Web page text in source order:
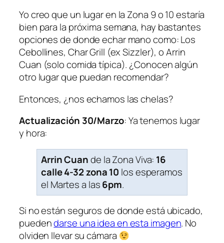
Yo creo que un lugar en la Zona 9 o 10 estaría
bien para la próxima semana, hay bastantes
opciones de donde echar mano como: Los
Cebollines, Char Grill (ex Sizzler), o Arrin
Cuan (solo comida típica). ¿Conocen algún
otro lugar que puedan recomendar?
Entonces, ¿nos echamos las chelas?
Actualización 30/Marzo: Ya tenemos lugar
y hora:
Arrin Cuande la Zona Viva: 16
calle 4-32 zona 10 los esperamos
el Martes a las6pm.
Si no están seguros de donde está ubicado,
puedendarse una idea en esta imagen. No
olviden llevar su cámara